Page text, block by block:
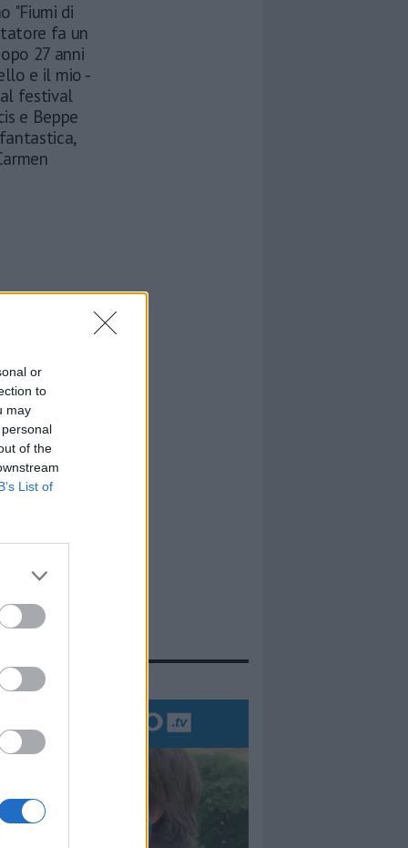
or
to
may
of the
List of
"Fiumi di
fa un
27 anni
e il mio -
al festival
e Beppe